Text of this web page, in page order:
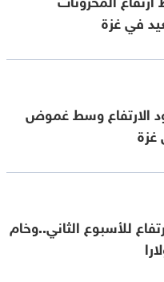
في غزة
الارتفاع وسط غموض
للأسبوع الثاني..وخام